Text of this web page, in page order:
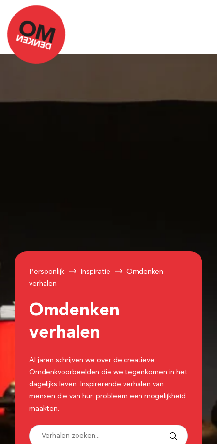
Persoonlijk Inspiratie
Omdenken
verhalen
Omdenken
verhalen
Al jaren schrijven we over de creatieve
Omdenkvoorbeelden die we tegenkomen in het
dagelijks leven. Inspirerende verhalen van
mensen die van hun probleem een mogelijkheid
maakten.